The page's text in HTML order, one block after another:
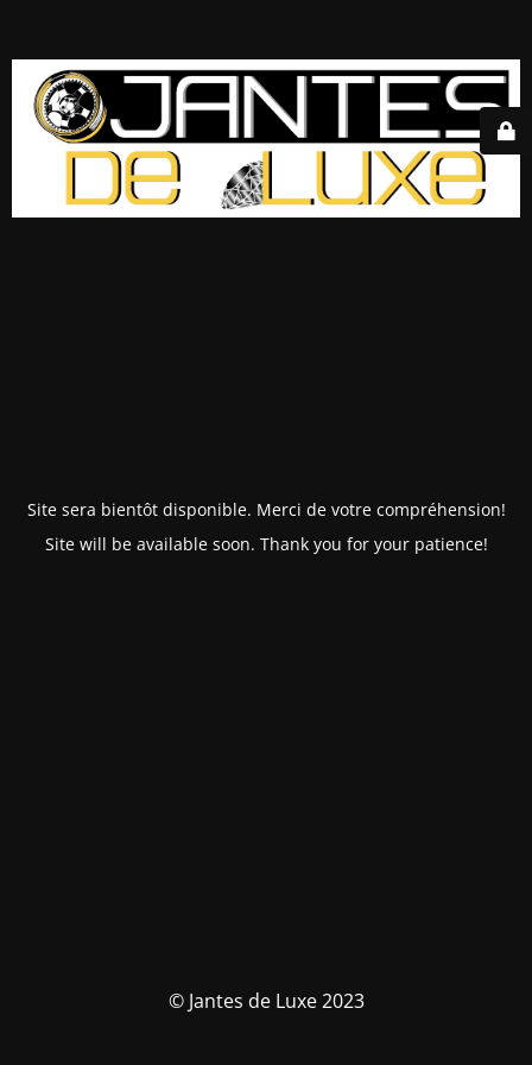
Site sera bientôt disponible. Merci de votre compréhension!
Site will be available soon. Thank you for your patience!
© Jantes de Luxe 2023